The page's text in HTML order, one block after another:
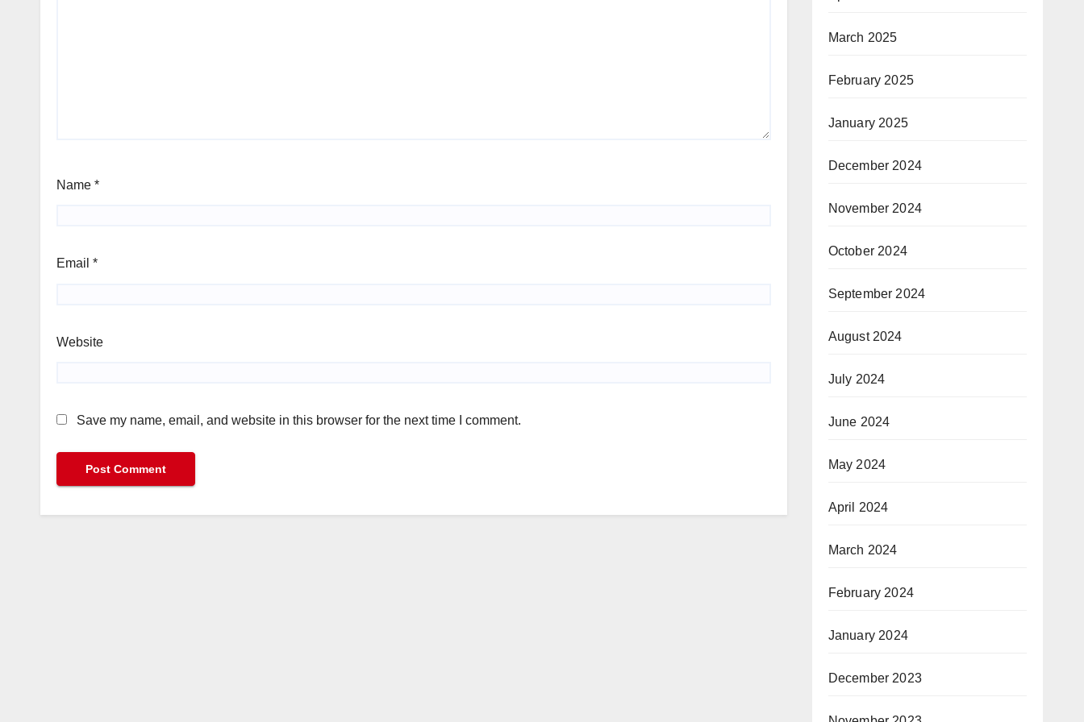
Name *
Email *
Website
Save my name, email, and website in this browser for the next time I comment.
March 2025
February 2025
January 2025
December 2024
November 2024
October 2024
September 2024
August 2024
July 2024
June 2024
May 2024
April 2024
March 2024
February 2024
January 2024
December 2023